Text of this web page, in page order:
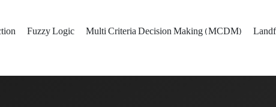
Fuzzy Logic Multi Criteria Decision Making (MCDM)